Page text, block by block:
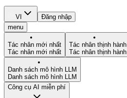
VI
Đăng nhập
menu
Tác nhân mới nhất
Tác nhân mới nhất
Tác nhân thịnh hành
Tác nhân thịnh hành
Danh sách mô hình LLM
Danh sách mô hình LLM
Công cụ AI miễn phí